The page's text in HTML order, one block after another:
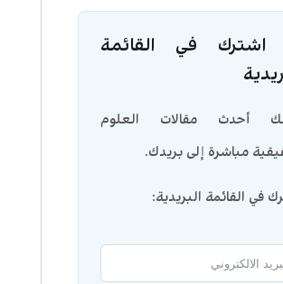
اشترك في القائمة
أحدث مقالات العلوم
مباشرة إلى بريدك.
في القائمة البريدية: